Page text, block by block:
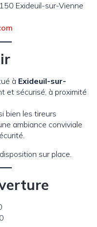
Exideuil-sur-Vienne
à Exideuil-sur-
et sécurisé, à proximité
bien les tireurs
ambiance conviviale
sur place.